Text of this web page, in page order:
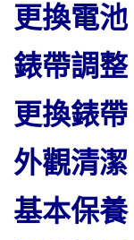
更換電池
錶帶調整
更換錶帶
外觀清潔
基本保養